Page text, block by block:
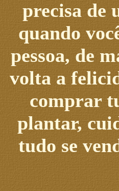
precisa de
quando
pessoa, de
volta a
comprar
plantar,
tudo se